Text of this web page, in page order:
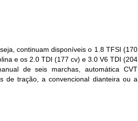
continuam disponíveis o 1.8 TFSI (170
e os 2.0 TDI (177 cv) e 3.0 V6 TDI (204
de seis marchas, automática CVT
de tração, a convencional dianteira ou a